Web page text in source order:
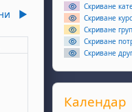
▶︎
2 майнеделя, 3 май
Скриване
Скриване
Скриване
Скриване
Скриване
Прескочи
Календар